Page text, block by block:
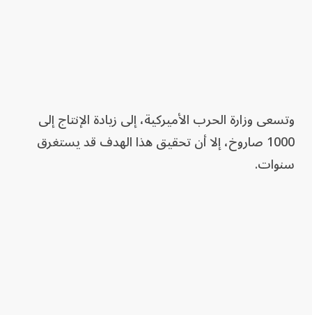
وتسعى وزارة الحرب الأميركية، إلى زيادة الإنتاج إلى
1000 صاروخ، إلا أن تحقيق هذا الهدف قد يستغرق
سنوات.